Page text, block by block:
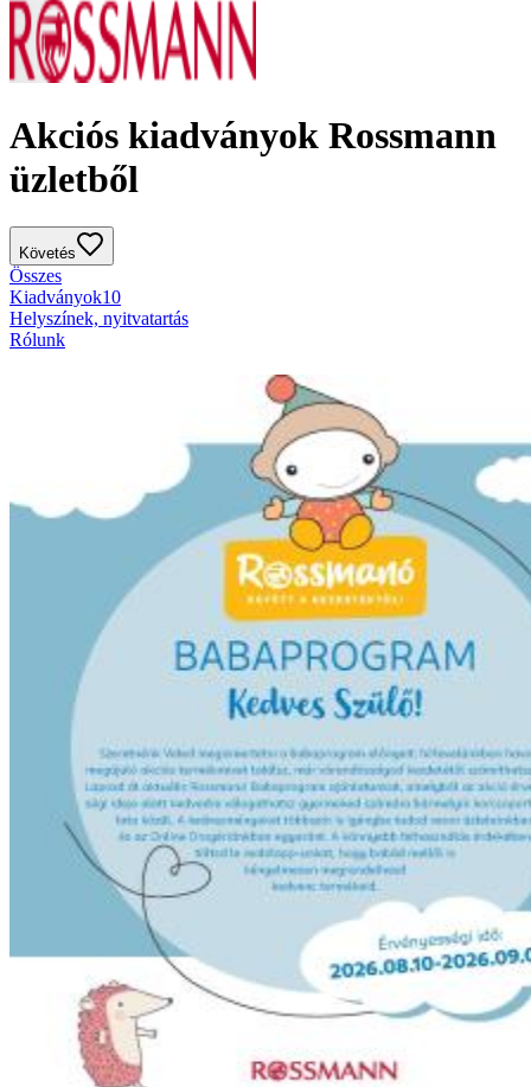
Akciós kiadványok Rossmann
üzletből
Követés
Összes
Kiadványok10
Helyszínek, nyitvatartás
Rólunk